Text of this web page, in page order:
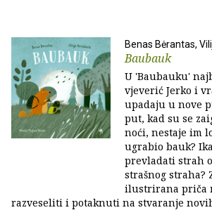
Benas Bėrantas,
Baubauk
U 'Baubauku'
vjeverić Jerko i
upadaju u nove
put, kad su se
noći, nestaje im
ugrabio bauk?
prevladati strah
strašnog straha?
ilustrirana priča
razveseliti i potaknuti na stvaranje